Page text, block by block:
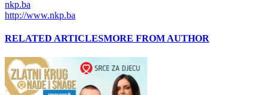
nkp.ba
http://www.nkp.ba
RELATED ARTICLESMORE FROM AUTHOR